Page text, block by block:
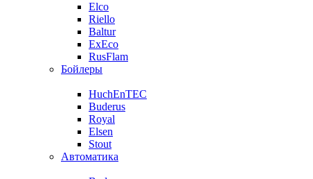
Elco
Riello
Baltur
ExEco
RusFlam
Бойлеры
HuchEnTEC
Buderus
Royal
Elsen
Stout
Автоматика